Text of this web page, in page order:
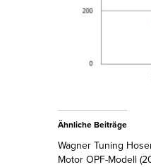
Ähnliche Beiträge
Wagner Tuning
Motor OPF-Modell